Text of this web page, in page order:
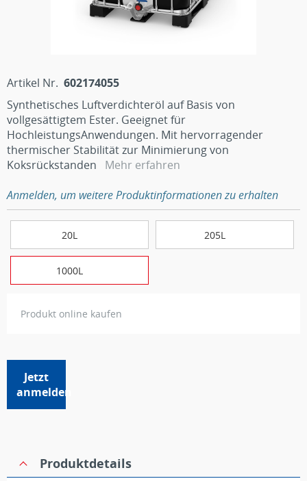
Artikel Nr. 602174055
Synthetisches Luftverdichteröl auf Basis von
vollgesättigtem Ester. Geeignet für
HochleistungsAnwendungen. Mit hervorragender
thermischer Stabilität zur Minimierung von
Koksrückstanden
Mehr erfahren
Anmelden, um weitere Produktinformationen zu erhalten
20L 205L
1000L
Produkt online kaufen
Jetzt
anmelden
Produktdetails